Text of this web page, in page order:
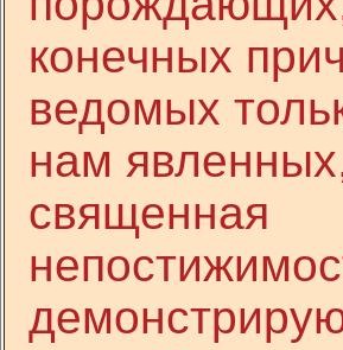
конечных
ведомых
нам
священная